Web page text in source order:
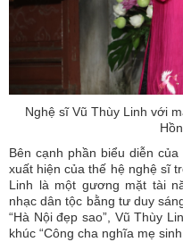
Nghệ sĩ Vũ Thùy Linh với
Bên cạnh phần biểu diễn
xuất hiện của thế hệ nghệ sĩ
Linh là một gương mặt tài
nhạc dân tộc bằng tư duy
“Hà Nội đẹp sao”, Vũ Thùy
khúc “Công cha nghĩa mẹ